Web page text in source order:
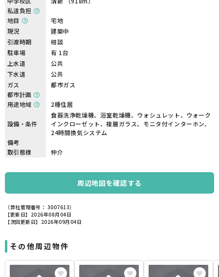
私道負担
地目
宅地
現況
建築中
引渡時期
相談
駐車場
有 1台
上水道
公共
下水道
公共
ガス
都市ガス
都市計画
用途地域
2種住居
設備・条件
食器洗浄乾燥機、浴室乾燥機、ウォシュレット、ウォーク
インクローゼット、複層ガラス、モニタ付インターホン、
24時間換気システム
備考
取引態様
仲介
周辺地図を確認する
（弊社管理番号： 3007613）
【更新日】2026年08月04日
【次回更新日】2026年09月04日
その他周辺物件